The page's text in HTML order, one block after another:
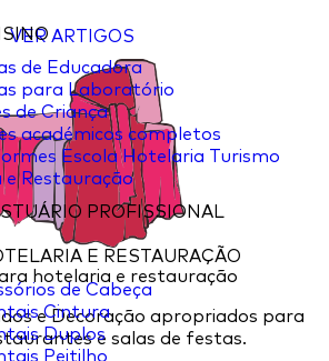
de Educadora
para Laboratório
de Criança
académicos completos
Escola Hotelaria Turismo
e Restauração
PROFISSIONAL
E RESTAURAÇÃO
de Cabeça
Cintura
Duplos
Peitilho
VER ARTIGOS
hotelaria e restauração
e Decoração apropriados para
e salas de festas.